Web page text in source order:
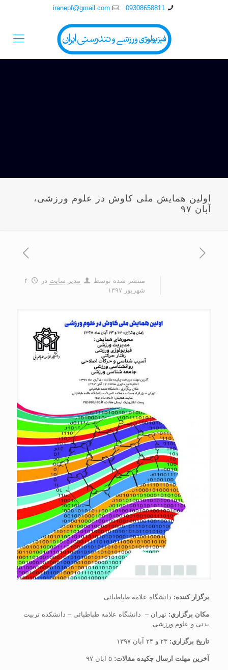
09308658811
iranepf@gmail.com
اولین همایش ملی کاوش در علوم ورزشی،
آبان ۹۷
منتشر شده توسط مدیر سایت در
۴
شهریور ۱۳۹۷
برگزار کننده: دانشگاه علامه طباطبائی
مکان برگزاري: تهران – دانشگاه علامه طباطبائی – دانشکده تربیت
بدنی و علوم ورزشی
تاريخ برگزاري:
آخرين مهلت ارسال چکیده مقالات: